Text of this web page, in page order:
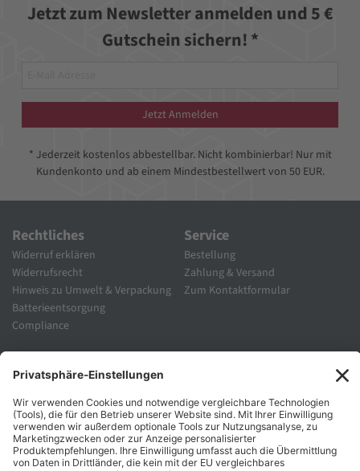
Jetzt zum Newsletter anmelden und 5 €
Gutschein sichern! *
Jetzt Anmelden
* Jederzeit kostenlos abbestellbar. Nicht kombinierbar! Nur mit
Kundenkonto und ab einem Mindestbestellwert von 50 EUR.
Rechtliches
Widerruf erklären
Widerrufsrecht
Hinweis zu Umwelt & Verpackung
Batterieentsorgung
Compliance
Service
Bestellung
Zahlung & Versand
Zum Kontaktformular
Unternehmen
Karriere